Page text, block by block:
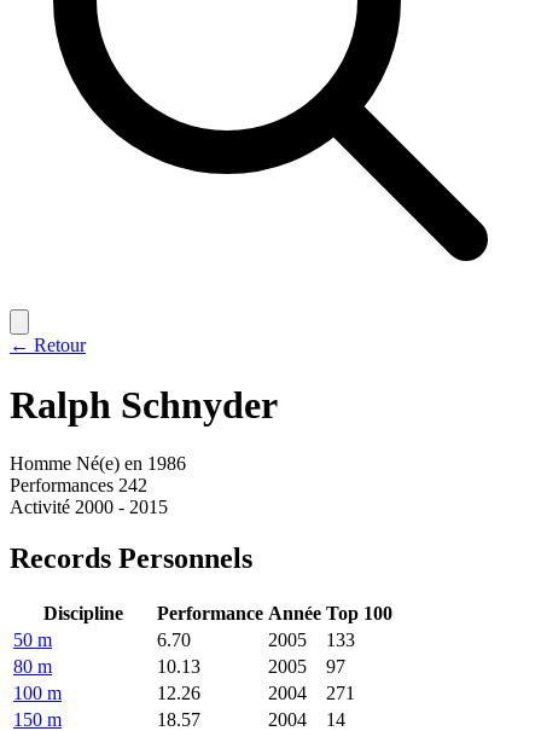
← Retour
Ralph Schnyder
Homme Né(e) en 1986
Performances 242
Activité 2000 - 2015
Records Personnels
Discipline Performance Année Top 100
50 m
6.70 2005
133
80 m
10.13 2005
97
100 m
12.26 2004
271
150 m
18.57 2004
14